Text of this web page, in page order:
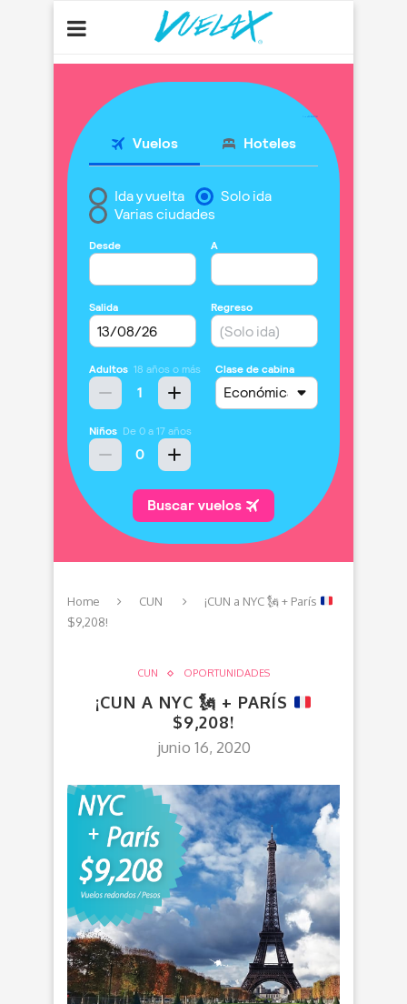
Home CUN ¡CUN a NYC🗽 + París
$9,208!
CUN OPORTUNIDADES
¡CUN A NYC 🗽 + PARÍS
$9,208!
junio 16, 2020